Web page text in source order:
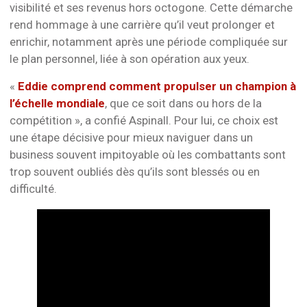
visibilité et ses revenus hors octogone. Cette démarche
rend hommage à une carrière qu’il veut prolonger et
enrichir, notamment après une période compliquée sur
le plan personnel, liée à son opération aux yeux.
« Eddie comprend comment propulser un champion à
l’échelle mondiale, que ce soit dans ou hors de la
compétition », a confié Aspinall. Pour lui, ce choix est
une étape décisive pour mieux naviguer dans un
business souvent impitoyable où les combattants sont
trop souvent oubliés dès qu’ils sont blessés ou en
difficulté.